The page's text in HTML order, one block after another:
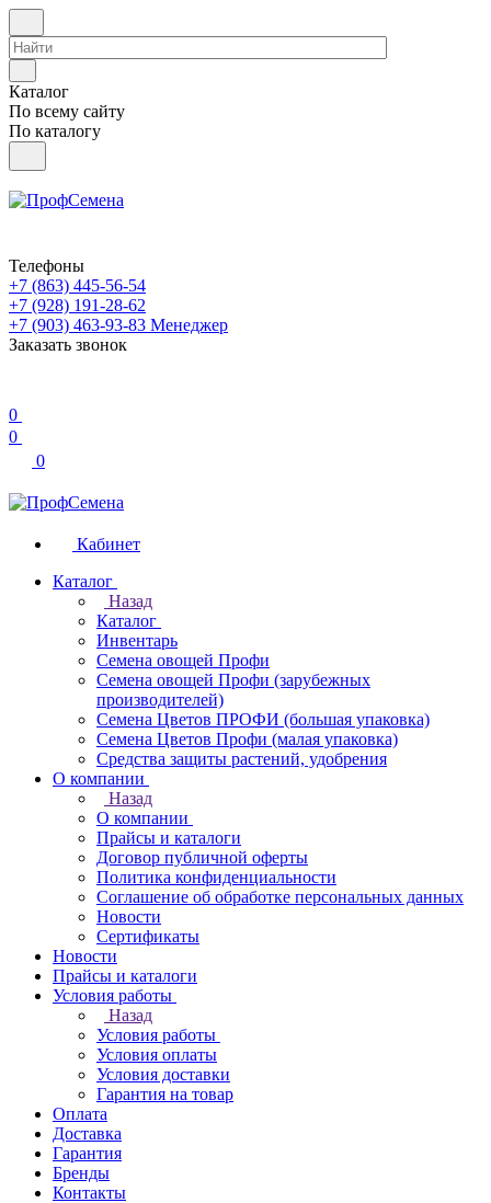
Каталог
По всему сайту
По каталогу
Телефоны
+7 (863) 445-56-54
+7 (928) 191-28-62
+7 (903) 463-93-83 Менеджер
Заказать звонок
0
0
0
Кабинет
Каталог
Назад
Каталог
Инвентарь
Семена овощей Профи
Семена овощей Профи (зарубежных
производителей)
Семена Цветов ПРОФИ (большая упаковка)
Семена Цветов Профи (малая упаковка)
Средства защиты растений, удобрения
О компании
Назад
О компании
Прайсы и каталоги
Договор публичной оферты
Политика конфиденциальности
Соглашение об обработке персональных данных
Новости
Сертификаты
Новости
Прайсы и каталоги
Условия работы
Назад
Условия работы
Условия оплаты
Условия доставки
Гарантия на товар
Оплата
Доставка
Гарантия
Бренды
Контакты